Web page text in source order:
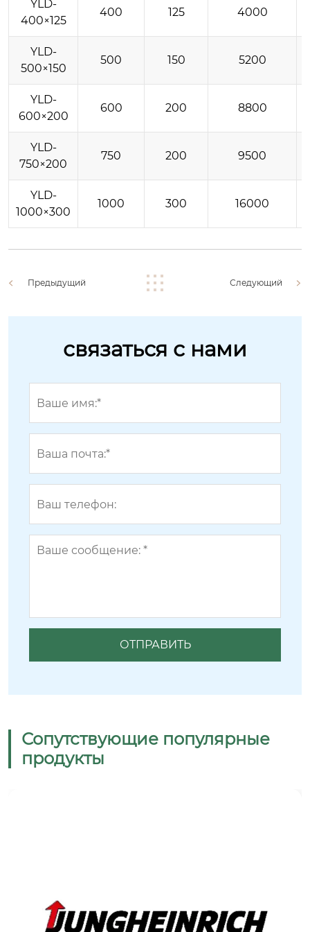
YLD-
400×125
400 125 4000
YLD-
500×150
500 150 5200
YLD-
600×200
600 200 8800
YLD-
750×200
750 200 9500
YLD-
1000×300
1000 300 16000
Предыдущий Следующий
связаться с нами
Сопутствующие популярные
продукты